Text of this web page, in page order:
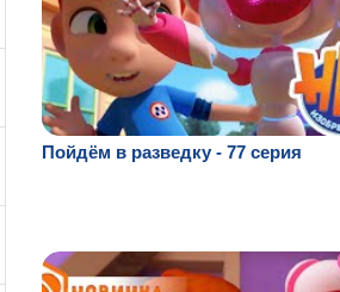
Пойдём в разведку - 77 серия